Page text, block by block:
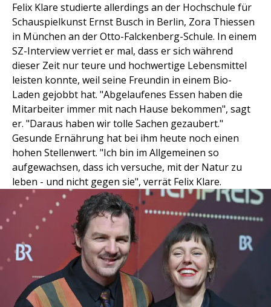
Felix Klare studierte allerdings an der Hochschule für
Schauspielkunst Ernst Busch in Berlin, Zora Thiessen
in München an der Otto-Falckenberg-Schule. In einem
SZ-Interview verriet er mal, dass er sich während
dieser Zeit nur teure und hochwertige Lebensmittel
leisten konnte, weil seine Freundin in einem Bio-
Laden gejobbt hat. "Abgelaufenes Essen haben die
Mitarbeiter immer mit nach Hause bekommen", sagt
er. "Daraus haben wir tolle Sachen gezaubert."
Gesunde Ernährung hat bei ihm heute noch einen
hohen Stellenwert. "Ich bin im Allgemeinen so
aufgewachsen, dass ich versuche, mit der Natur zu
leben - und nicht gegen sie", verrät Felix Klare.